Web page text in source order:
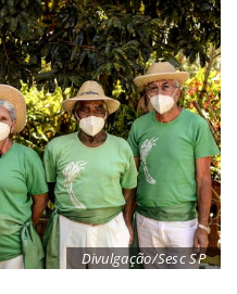
Divulgação/Sesc SP